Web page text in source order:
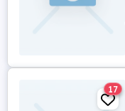
17